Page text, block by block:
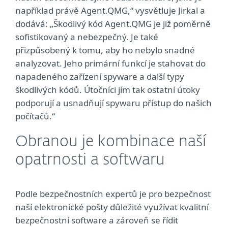
například právě Agent.QMG,“ vysvětluje Jirkal a
dodává: „Škodlivý kód Agent.QMG je již poměrně
sofistikovaný a nebezpečný. Je také
přizpůsobený k tomu, aby ho nebylo snadné
analyzovat. Jeho primární funkcí je stahovat do
napadeného zařízení spyware a další typy
škodlivých kódů. Útočníci jím tak ostatní útoky
podporují a usnadňují spywaru přístup do našich
počítačů.“
Obranou je kombinace naší
opatrnosti a softwaru
Podle bezpečnostních expertů je pro bezpečnost
naší elektronické pošty důležité využívat kvalitní
bezpečnostní software a zároveň se řídit